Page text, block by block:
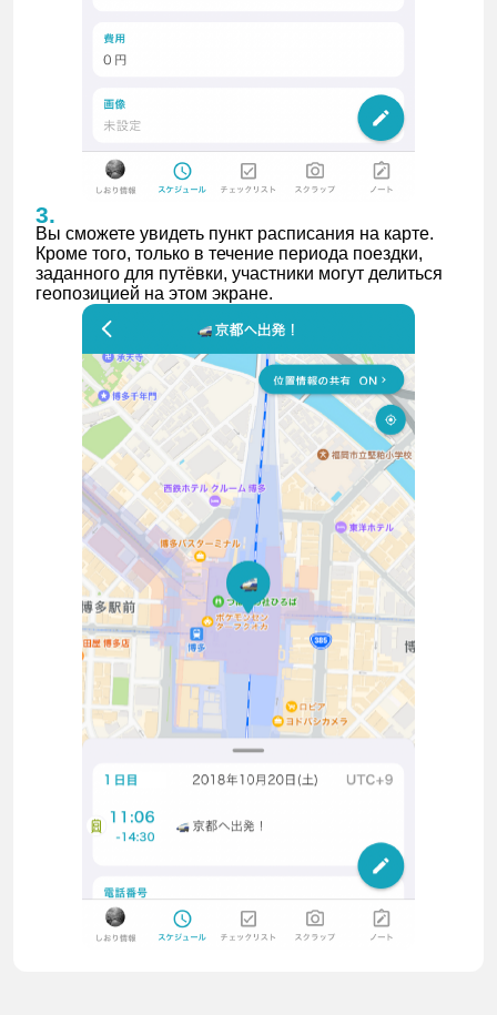
Вы сможете увидеть пункт расписания на карте.
Кроме того, только в течение периода поездки,
заданного для путёвки, участники могут делиться
геопозицией на этом экране.